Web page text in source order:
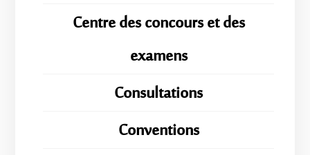
Centre des concours et des
examens
Consultations
Conventions